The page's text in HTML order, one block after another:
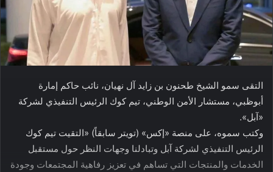
التقى سمو الشيخ طحنون بن زايد آل نهيان، نائب حاكم إمارة
أبوظبي، مستشار الأمن الوطني، تيم كوك الرئيس التنفيذي لشركة
«آبل».
وكتب سموه، على منصة «إكس» (تويتر سابقاً) «التقيت تيم كوك
الرئيس التنفيذي لشركة آبل وتبادلنا وجهات النظر حول مستقبل
الخدمات والمنتجات التي تساهم في تعزيز رفاهية المجتمعات وجودة